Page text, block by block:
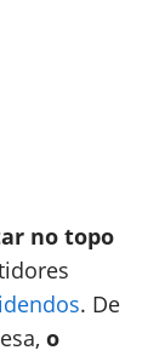
no topo
. De
o